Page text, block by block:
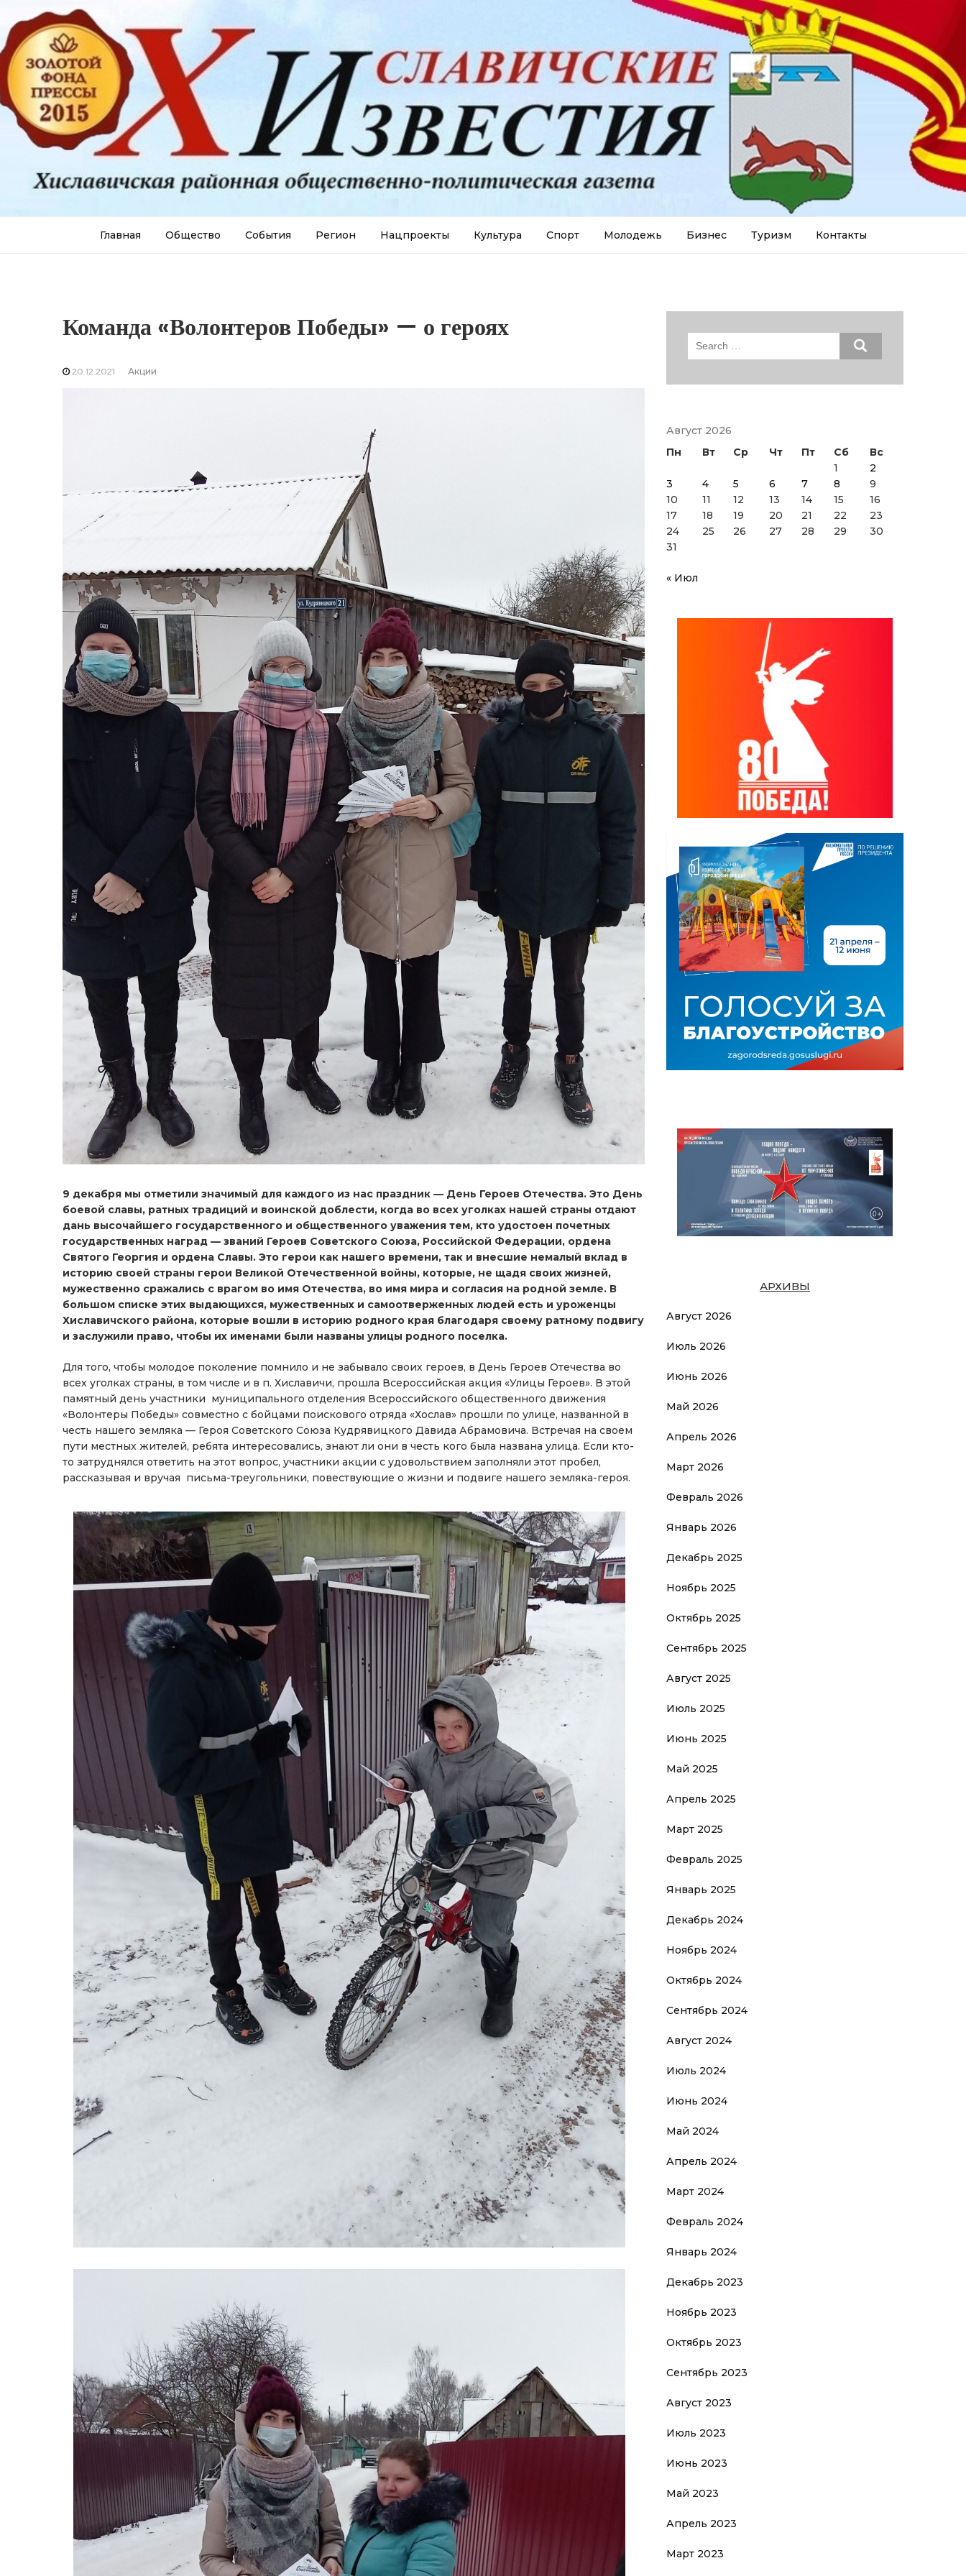
Главная Общество События Регион Нацпроекты Культура Спорт Молодежь Бизнес Туризм Контакты
Команда «Волонтеров Победы» — о героях
20.12.2021 Акции
9 декабря мы отметили значимый для каждого из нас праздник — День Героев Отечества. Это День
боевой славы, ратных традиций и воинской доблести, когда во всех уголках нашей страны отдают
дань высочайшего государственного и общественного уважения тем, кто удостоен почетных
государственных наград — званий Героев Советского Союза, Российской Федерации, ордена
Святого Георгия и ордена Славы. Это герои как нашего времени, так и внесшие немалый вклад в
историю своей страны герои Великой Отечественной войны, которые, не щадя своих жизней,
мужественно сражались с врагом во имя Отечества, во имя мира и согласия на родной земле. В
большом списке этих выдающихся, мужественных и самоотверженных людей есть и уроженцы
Хиславичского района, которые вошли в историю родного края благодаря своему ратному подвигу
и заслужили право, чтобы их именами были названы улицы родного поселка.
Для того, чтобы молодое поколение помнило и не забывало своих героев, в День Героев Отечества во
всех уголках страны, в том числе и в п. Хиславичи, прошла Всероссийская акция «Улицы Героев». В этой
памятный день участники муниципального отделения Всероссийского общественного движения
«Волонтеры Победы» совместно с бойцами поискового отряда «Хослав» прошли по улице, названной в
честь нашего земляка — Героя Советского Союза Кудрявицкого Давида Абрамовича. Встречая на своем
пути местных жителей, ребята интересовались, знают ли они в честь кого была названа улица. Если кто-
то затруднялся ответить на этот вопрос, участники акции с удовольствием заполняли этот пробел,
рассказывая и вручая письма-треугольники, повествующие о жизни и подвиге нашего земляка-героя.
Search
Август 2026
Пн
Вт Ср Чт Пт Сб
Вс
1
2
3
4 5 6 7 8
9
10
11 12 13 14 15
16
17
18 19 20 21 22
23
24
25 26 27 28 29
30
31
« Июл
АРХИВЫ
Август 2026
Июль 2026
Июнь 2026
Май 2026
Апрель 2026
Март 2026
Февраль 2026
Январь 2026
Декабрь 2025
Ноябрь 2025
Октябрь 2025
Сентябрь 2025
Август 2025
Июль 2025
Июнь 2025
Май 2025
Апрель 2025
Март 2025
Февраль 2025
Январь 2025
Декабрь 2024
Ноябрь 2024
Октябрь 2024
Сентябрь 2024
Август 2024
Июль 2024
Июнь 2024
Май 2024
Апрель 2024
Март 2024
Февраль 2024
Январь 2024
Декабрь 2023
Ноябрь 2023
Октябрь 2023
Сентябрь 2023
Август 2023
Июль 2023
Июнь 2023
Май 2023
Апрель 2023
Март 2023